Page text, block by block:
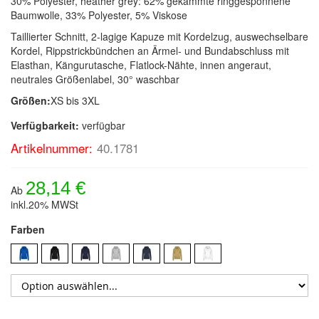
Baumwolle, 33% Polyester, 5% Viskose
Taillierter Schnitt, 2-lagige Kapuze mit Kordelzug, auswechselbare
Kordel, Rippstrickbündchen an Ärmel- und Bundabschluss mit
Elasthan, Kängurutasche, Flatlock-Nähte, innen angeraut,
neutrales Größenlabel, 30° waschbar
Größen:XS bis 3XL
Verfügbarkeit: verfügbar
Artikelnummer: 40.1781
Ab 28,14 €
inkl.20% MWSt
Farben